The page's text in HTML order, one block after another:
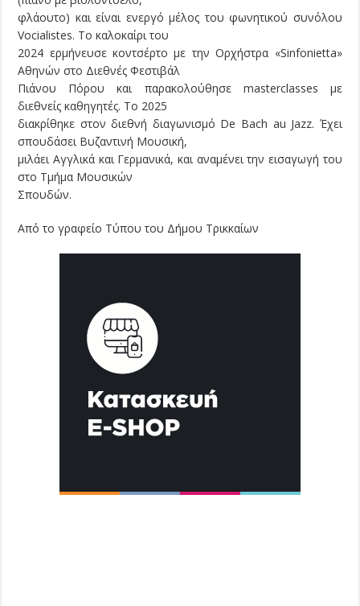
φλάουτο) και είναι ενεργό μέλος του φωνητικού συνόλου
Vocialistes. Το καλοκαίρι του
2024 ερμήνευσε κοντσέρτο με την Ορχήστρα «Sinfonietta»
Αθηνών στο Διεθνές Φεστιβάλ
Πιάνου Πόρου και παρακολούθησε masterclasses με
διεθνείς καθηγητές. Το 2025
διακρίθηκε στον διεθνή διαγωνισμό De Bach au Jazz. Έχει
σπουδάσει Βυζαντινή Μουσική,
μιλάει Αγγλικά και Γερμανικά, και αναμένει την εισαγωγή του
στο Τμήμα Μουσικών
Σπουδών.
Από το γραφείο Τύπου του Δήμου Τρικκαίων